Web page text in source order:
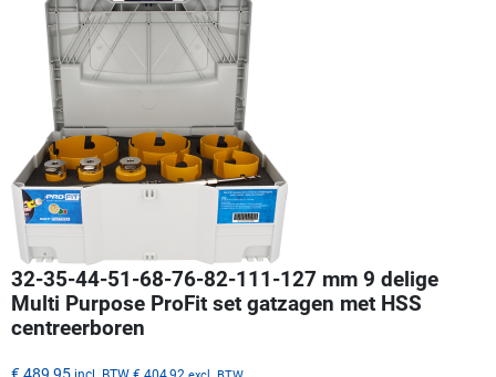
32-35-44-51-68-76-82-111-127 mm 9 delige
Multi Purpose ProFit set gatzagen met HSS
centreerboren
€ 489,95